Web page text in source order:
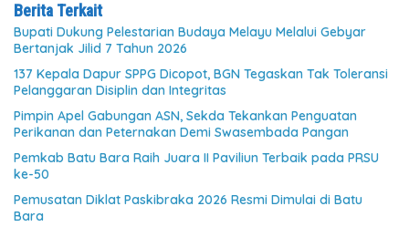
Berita Terkait
Bupati Dukung Pelestarian Budaya Melayu Melalui Gebyar
Bertanjak Jilid 7 Tahun 2026
137 Kepala Dapur SPPG Dicopot, BGN Tegaskan Tak Toleransi
Pelanggaran Disiplin dan Integritas
Pimpin Apel Gabungan ASN, Sekda Tekankan Penguatan
Perikanan dan Peternakan Demi Swasembada Pangan
Pemkab Batu Bara Raih Juara II Paviliun Terbaik pada PRSU
ke-50
Pemusatan Diklat Paskibraka 2026 Resmi Dimulai di Batu
Bara